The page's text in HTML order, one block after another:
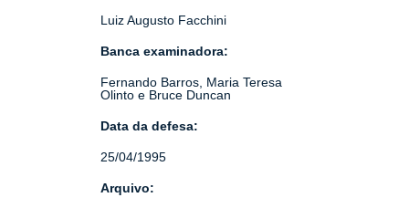
Luiz Augusto Facchini
Banca examinadora:
Fernando Barros, Maria Teresa
Olinto e Bruce Duncan
Data da defesa:
25/04/1995
Arquivo: